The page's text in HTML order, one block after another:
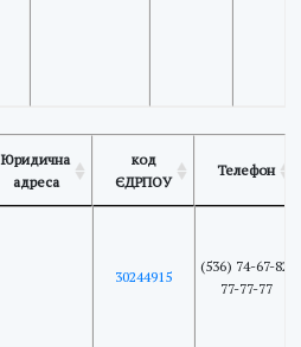
Юридична
адреса
код
ЄДРПОУ
Телефон
30244915
(536) 74-67-82,
77-77-77